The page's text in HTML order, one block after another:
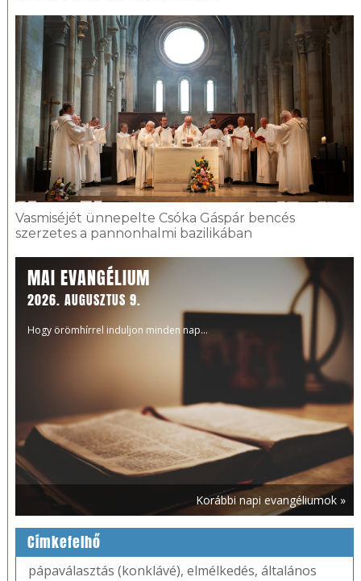
Vasmiséjét ünnepelte Csóka Gáspár bencés
szerzetes a pannonhalmi bazilikában
MAI EVANGÉLIUM
2026. AUGUSZTUS 9.
Hogy örömhírrel induljon minden nap...
Korábbi napi evangéliumok »
Címkefelhő
pápaválasztás (konklávé), elmélkedés, általános